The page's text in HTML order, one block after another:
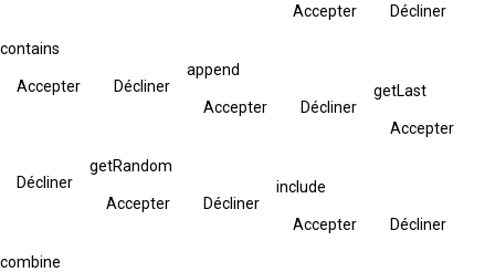
Accepter Décliner
contains
Accepter Décliner
append
Accepter Décliner
getLast
Accepter
Décliner
getRandom
Accepter Décliner
include
Accepter Décliner
combine